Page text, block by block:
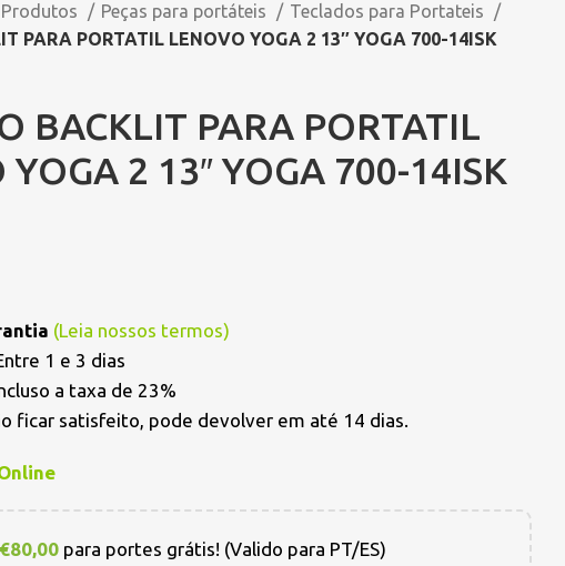
Peças para portáteis
Teclados para Portateis
PARA PORTATIL LENOVO YOGA 2 13″ YOGA 700-14ISK
BACKLIT PARA PORTATIL
YOGA 2 13″ YOGA 700-14ISK
(Leia nossos termos)
1 e 3 dias
a taxa de 23%
ficar satisfeito, pode devolver em até 14 dias.
€80,00 para portes grátis! (Valido para PT/ES)